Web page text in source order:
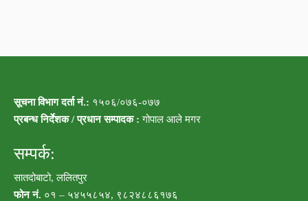
सूचना विभाग दर्ता नं.: १५०६/०७६-०७७
प्रबन्ध निर्देशक / प्रधान सम्पादक : गोपाल आले मगर
सम्पर्क:
सातदोबाटो, ललितपुर
फोन नं. ०१ – ५४५५८५४, ९८२४८८६१७६